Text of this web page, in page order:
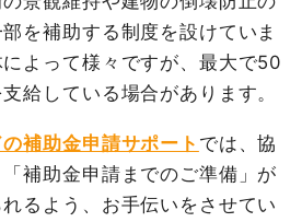
を補助する制度を設けていま
よって様々ですが、最大で50
給している場合があります。
補助金申請サポート では、協
補助金申請までのご準備」が
るよう、お手伝いをさせてい